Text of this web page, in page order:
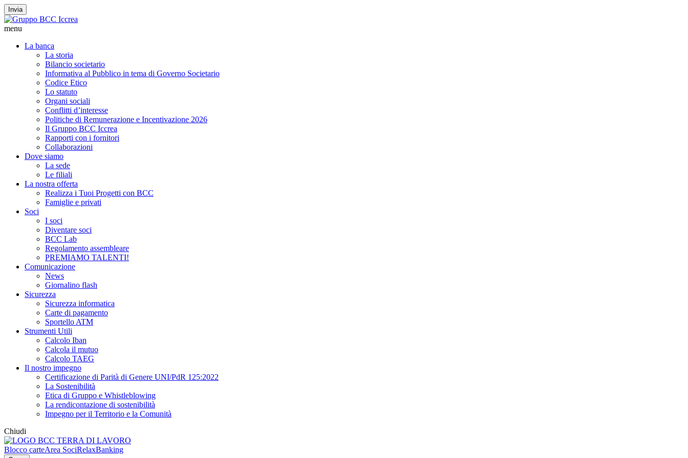
Invia
menu
La banca
La storia
Bilancio societario
Informativa al Pubblico in tema di Governo Societario
Codice Etico
Lo statuto
Organi sociali
Conflitti d’interesse
Politiche di Remunerazione e Incentivazione 2026
Il Gruppo BCC Iccrea
Rapporti con i fornitori
Collaborazioni
Dove siamo
La sede
Le filiali
La nostra offerta
Realizza i Tuoi Progetti con BCC
Famiglie e privati
Soci
I soci
Diventare soci
BCC Lab
Regolamento assembleare
PREMIAMO TALENTI!
Comunicazione
News
Giornalino flash
Sicurezza
Sicurezza informatica
Carte di pagamento
Sportello ATM
Strumenti Utili
Calcolo Iban
Calcola il mutuo
Calcolo TAEG
Il nostro impegno
Certificazione di Parità di Genere UNI/PdR 125:2022
La Sostenibilità
Etica di Gruppo e Whistleblowing
La rendicontazione di sostenibilità
Impegno per il Territorio e la Comunità
Chiudi
Blocco carteArea SociRelaxBanking